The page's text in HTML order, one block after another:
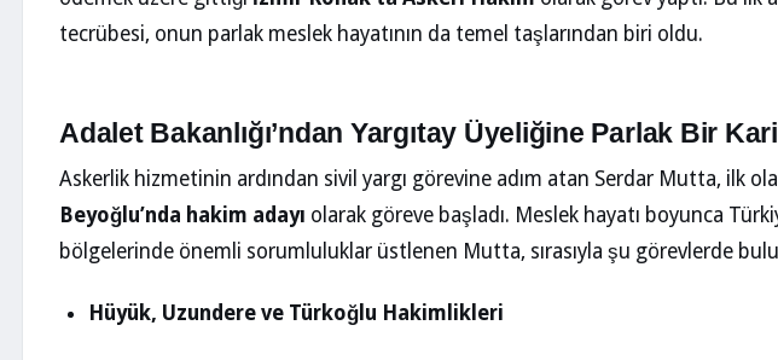
tecrübesi, onun parlak meslek hayatının da temel taşlarından biri oldu.
Adalet Bakanlığı’ndan Yargıtay Üyeliğine Parlak Bir
Askerlik hizmetinin ardından sivil yargı görevine adım atan Serdar Mutta, ilk
Beyoğlu’nda hakim adayı olarak göreve başladı. Meslek hayatı boyunca
bölgelerinde önemli sorumluluklar üstlenen Mutta, sırasıyla şu görevlerde
Hüyük, Uzundere ve Türkoğlu Hakimlikleri